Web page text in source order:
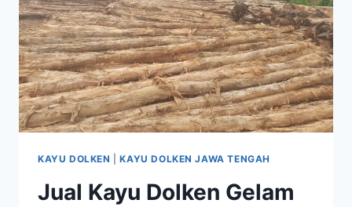
KAYU DOLKEN |KAYU DOLKEN JAWA TENGAH
Jual Kayu Dolken Gelam